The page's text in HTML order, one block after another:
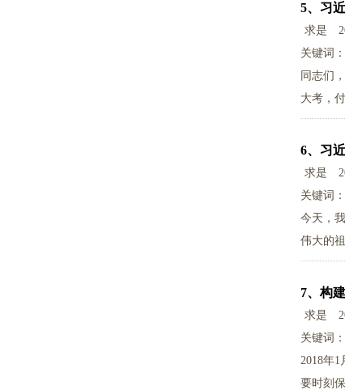
5、 习
求是
关键词
同志们
大考，
6、 习
求是
关键词
今天，
伟大的
7、构
求是
关键词
2018年
要时刻